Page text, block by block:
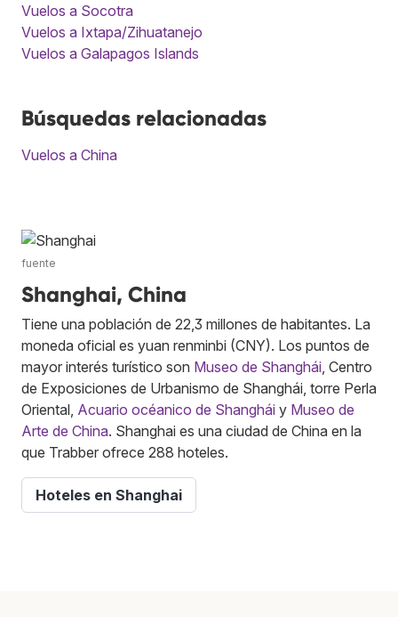
Vuelos a Socotra
Vuelos a Ixtapa/Zihuatanejo
Vuelos a Galapagos Islands
Búsquedas relacionadas
Vuelos a China
fuente
Shanghai, China
Tiene una población de 22,3 millones de habitantes. La
moneda oficial es yuan renminbi (CNY). Los puntos de
mayor interés turístico son Museo de Shanghái , Centro
de Exposiciones de Urbanismo de Shanghái, torre Perla
Oriental, Acuario océanico de Shanghái y Museo de
Arte de China. Shanghai es una ciudad de China en la
que Trabber ofrece 288 hoteles.
Hoteles en Shanghai